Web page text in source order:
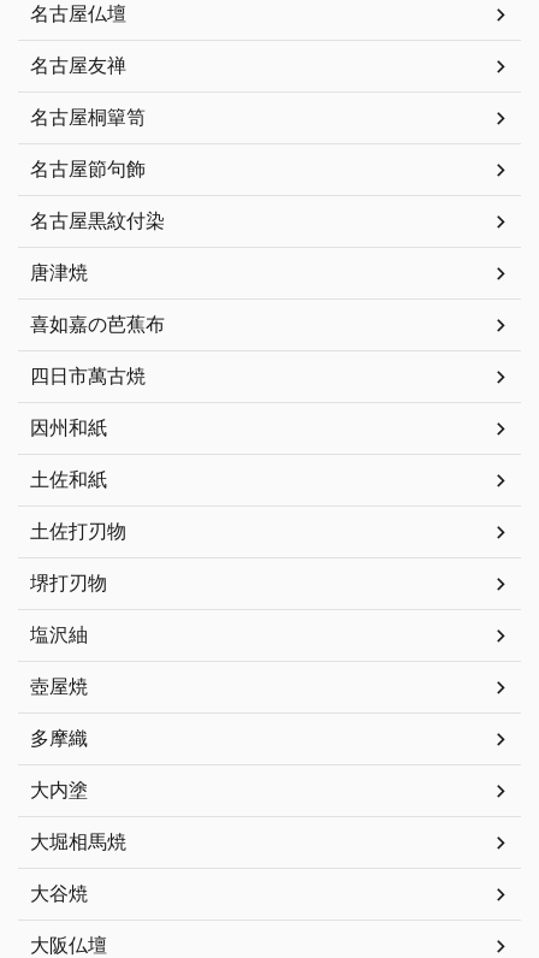
名古屋仏壇
名古屋友禅
名古屋桐簞笥
名古屋節句飾
名古屋黒紋付染
唐津焼
喜如嘉の芭蕉布
四日市萬古焼
因州和紙
土佐和紙
土佐打刃物
堺打刃物
塩沢紬
壺屋焼
多摩織
大内塗
大堀相馬焼
大谷焼
大阪仏壇